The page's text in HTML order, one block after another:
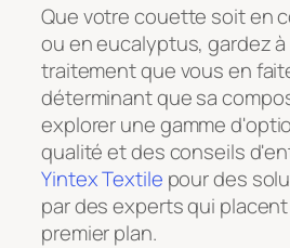
Que votre couette soit en
ou en eucalyptus, gardez
traitement que vous en
déterminant que sa
explorer une gamme
qualité et des conseils
Yintex Textile pour des
par des experts qui
premier plan.